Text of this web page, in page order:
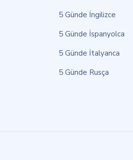
5 Günde İngilizce
5 Günde İspanyolca
5 Günde İtalyanca
5 Günde Rusça